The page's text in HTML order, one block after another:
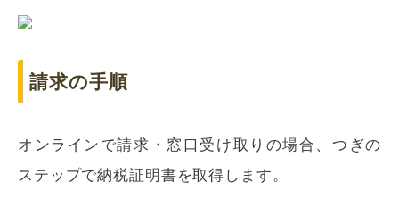
請求の手順
オンラインで請求・窓口受け取りの場合、つぎの
ステップで納税証明書を取得します。